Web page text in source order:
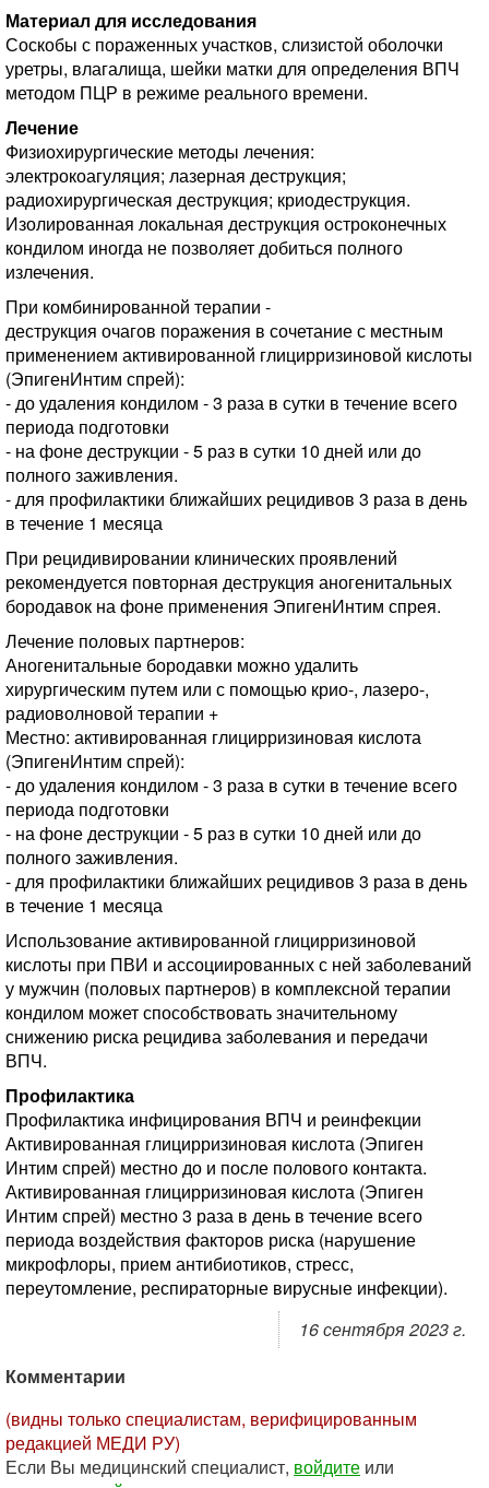
Материал для исследования
Соскобы с пораженных участков, слизистой оболочки
уретры, влагалища, шейки матки для определения ВПЧ
методом ПЦР в режиме реального времени.
Лечение
Физиохирургические методы лечения:
электрокоагуляция; лазерная деструкция;
радиохирургическая деструкция; криодеструкция.
Изолированная локальная деструкция остроконечных
кондилом иногда не позволяет добиться полного
излечения.
При комбинированной терапии -
деструкция очагов поражения в сочетание с местным
применением активированной глицирризиновой кислоты
(ЭпигенИнтим спрей):
- до удаления кондилом - 3 раза в сутки в течение всего
периода подготовки
- на фоне деструкции - 5 раз в сутки 10 дней или до
полного заживления.
- для профилактики ближайших рецидивов 3 раза в день
в течение 1 месяца
При рецидивировании клинических проявлений
рекомендуется повторная деструкция аногенитальных
бородавок на фоне применения ЭпигенИнтим спрея.
Лечение половых партнеров:
Аногенитальные бородавки можно удалить
хирургическим путем или с помощью крио-, лазеро-,
радиоволновой терапии +
Местно: активированная глицирризиновая кислота
(ЭпигенИнтим спрей):
- до удаления кондилом - 3 раза в сутки в течение всего
периода подготовки
- на фоне деструкции - 5 раз в сутки 10 дней или до
полного заживления.
- для профилактики ближайших рецидивов 3 раза в день
в течение 1 месяца
Использование активированной глицирризиновой
кислоты при ПВИ и ассоциированных с ней заболеваний
у мужчин (половых партнеров) в комплексной терапии
кондилом может способствовать значительному
снижению риска рецидива заболевания и передачи
ВПЧ.
Профилактика
Профилактика инфицирования ВПЧ и реинфекции
Активированная глицирризиновая кислота (Эпиген
Интим спрей) местно до и после полового контакта.
Активированная глицирризиновая кислота (Эпиген
Интим спрей) местно 3 раза в день в течение всего
периода воздействия факторов риска (нарушение
микрофлоры, прием антибиотиков, стресс,
переутомление, респираторные вирусные инфекции).
16 сентября 2023 г.
Комментарии
(видны только специалистам, верифицированным
редакцией МЕДИ РУ)
Если Вы медицинский специалист, войдите или